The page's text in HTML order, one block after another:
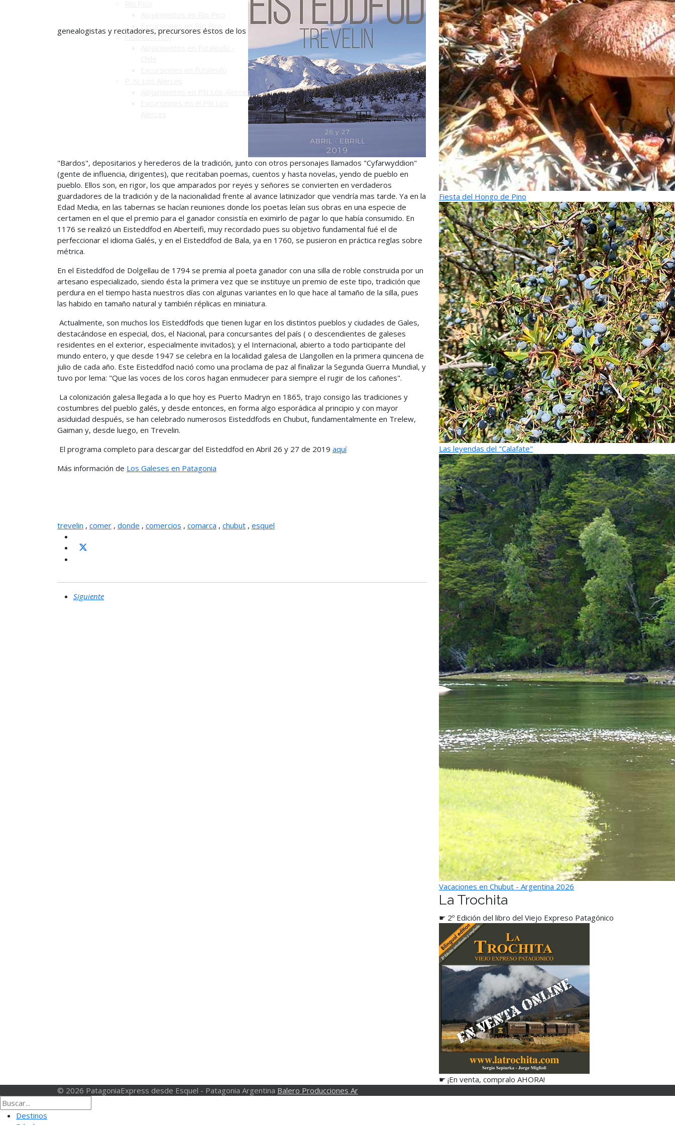
Excursiones en Río Pico
Futaleufú (Ch)
Alojamientos en PN Los Alerces
genealogistas y recitadores, precursores éstos de los
"Bardos", depositarios y herederos de la tradición, junto con otros personajes llamados "Cyfarwyddion"
(gente de influencia, dirigentes), que recitaban poemas, cuentos y hasta novelas, yendo de pueblo en
pueblo. Ellos son, en rigor, los que amparados por reyes y señores se convierten en verdaderos
guardadores de la tradición y de la nacionalidad frente al avance latinizador que vendría mas tarde. Ya en la
Edad Media, en las tabernas se hacían reuniones donde los poetas leían sus obras en una especie de
certamen en el que el premio para el ganador consistía en eximirlo de pagar lo que había consumido. En
1176 se realizó un Eisteddfod en Aberteifi, muy recordado pues su objetivo fundamental fué el de
perfeccionar el idioma Galés, y en el Eisteddfod de Bala, ya en 1760, se pusieron en práctica reglas sobre
métrica.
En el Eisteddfod de Dolgellau de 1794 se premia al poeta ganador con una silla de roble construida por un
artesano especializado, siendo ésta la primera vez que se instituye un premio de este tipo, tradición que
perdura en el tiempo hasta nuestros días con algunas variantes en lo que hace al tamaño de la silla, pues
las habido en tamaño natural y también réplicas en miniatura.
Actualmente, son muchos los Eisteddfods que tienen lugar en los distintos pueblos y ciudades de Gales,
destacándose en especial, dos, el Nacional, para concursantes del país ( o descendientes de galeses
residentes en el exterior, especialmente invitados); y el Internacional, abierto a todo participante del
mundo entero, y que desde 1947 se celebra en la localidad galesa de Llangollen en la primera quincena de
julio de cada año. Este Eisteddfod nació como una proclama de paz al finalizar la Segunda Guerra Mundial, y
tuvo por lema: "Que las voces de los coros hagan enmudecer para siempre el rugir de los cañones".
La colonización galesa llegada a lo que hoy es Puerto Madryn en 1865, trajo consigo las tradiciones y
costumbres del pueblo galés, y desde entonces, en forma algo esporádica al principio y con mayor
asiduidad después, se han celebrado numerosos Eisteddfods en Chubut, fundamentalmente en Trelew,
Gaiman y, desde luego, en Trevelin.
El programa completo para descargar del Eisteddfod en Abril 26 y 27 de 2019 aquí
Más información de Los Galeses en Patagonia
trevelin , comer , donde , comercios , comarca , chubut , esquel
Siguiente
Fiesta del Hongo de Pino
Las leyendas del "Calafate"
Vacaciones en Chubut - Argentina 2026
La Trochita
☛ 2º Edición del libro del Viejo Expreso Patagónico
☛ ¡En venta, compralo AHORA!
© 2026 PatagoniaExpress desde Esquel - Patagonia Argentina Balero Producciones Ar
Destinos